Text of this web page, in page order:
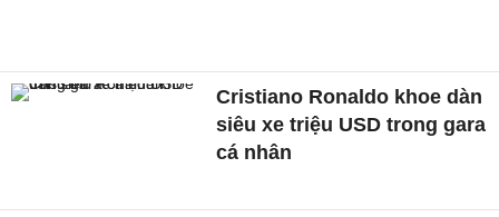
Cristiano Ronaldo khoe dàn
siêu xe triệu USD trong gara
cá nhân